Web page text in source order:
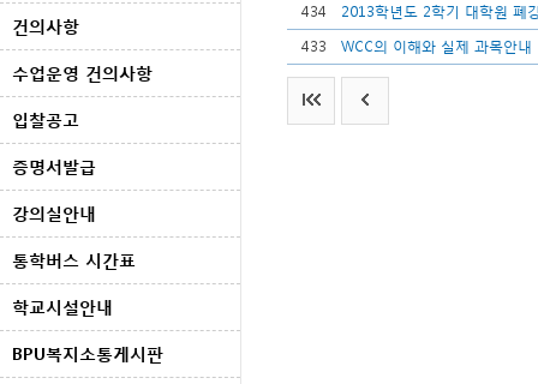
건의사항
수업운영 건의사항
입찰공고
증명서발급
강의실안내
통학버스 시간표
학교시설안내
BPU복지소통게시판
434
2013학년도 2학기 대학원 폐
433
WCC의 이해와 실제 과목안내